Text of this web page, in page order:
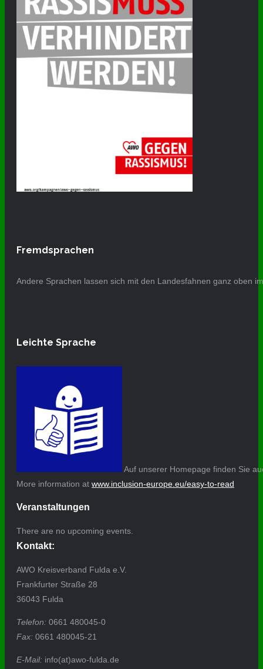
Fremdsprachen
Andere Sprachen lassen sich mit den Landesfahnen ganz oben
Leichte Sprache
Auf unserer Homepage finden Sie
More information at www.inclusion-europe.eu/easy-to-read
Veranstaltungen
There are no upcoming events.
Kontakt:
AWO Kreisverband Fulda e.V.
Frankfurter Straße 28
36043 Fulda
Telefon: 0661 480045-0
Fax: 0661 480045-21
E-Mail: info(at)awo-fulda.de